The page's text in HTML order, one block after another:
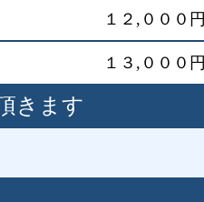
１２,０００円
１３,０００円
きます